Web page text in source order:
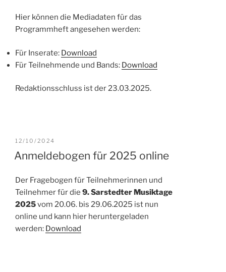
Hier können die Mediadaten für das
Programmheft angesehen werden:
Für Inserate: Download
Für Teilnehmende und Bands: Download
Redaktionsschluss ist der 23.03.2025.
VERÖFFENTLICHT
12/10/2024
Anmeldebogen für 2025 online
Der Fragebogen für Teilnehmerinnen und
Teilnehmer für die 9. Sarstedter Musiktage
2025vom 20.06. bis 29.06.2025 ist nun
online und kann hier heruntergeladen
werden: Download